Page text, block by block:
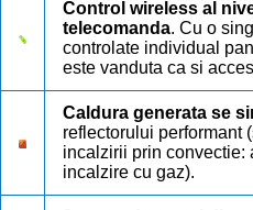
Control wireless al
telecomanda. Cu o
controlate individual
este vanduta ca si
Caldura generata se
reflectorului performant
incalzirii prin convectie:
incalzire cu gaz).